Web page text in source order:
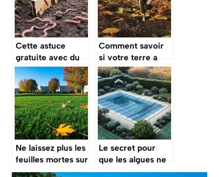
Cette astuce
gratuite avec du
carton humide
attire les vers de
terre et aère votre
sol
Comment savoir
si votre terre a
désespérément
besoin d’être
nourrie avant
l’hiver ? Le test
ultra-simple
Ne laissez plus les
feuilles mortes sur
votre pelouse,
Le secret pour
que les algues ne
prolifèrent pas